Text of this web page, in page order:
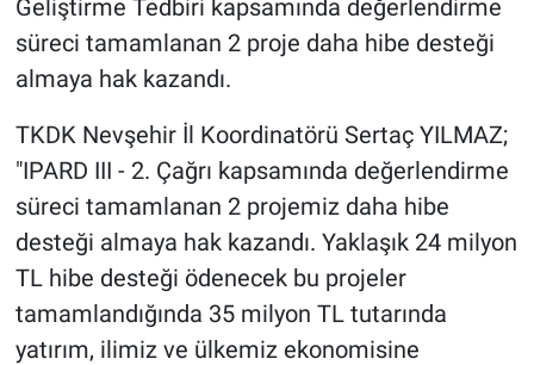
Geliştirme Tedbiri kapsamında değerlendirme
süreci tamamlanan 2 proje daha hibe desteği
almaya hak kazandı.
TKDK Nevşehir İl Koordinatörü Sertaç YILMAZ;
"IPARD III - 2. Çağrı kapsamında değerlendirme
süreci tamamlanan 2 projemiz daha hibe
desteği almaya hak kazandı. Yaklaşık 24 milyon
TL hibe desteği ödenecek bu projeler
tamamlandığında 35 milyon TL tutarında
yatırım, ilimiz ve ülkemiz ekonomisine
Röportaj
Niğde
Aksaray
Kırşehir
Yerel